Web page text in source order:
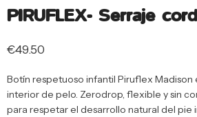
PIRUFLEX- Serraje
€49.50
Botín respetuoso infantil Piruflex
interior de pelo. Zerodrop, flexible y sin
para respetar el desarrollo natural del pie